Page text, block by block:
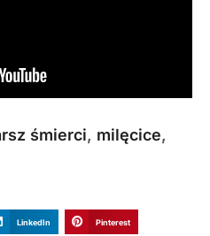
śmierci, milęcice,
LinkedIn Pinterest